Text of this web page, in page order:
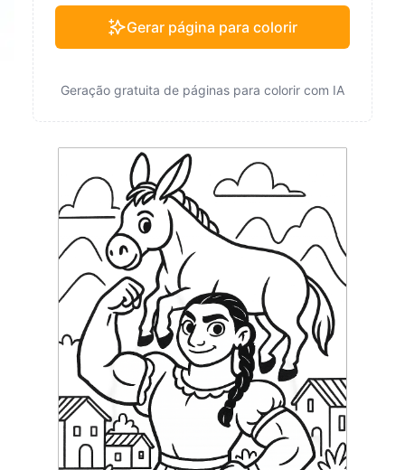
Gerar página para colorir
Geração gratuita de páginas para colorir com IA